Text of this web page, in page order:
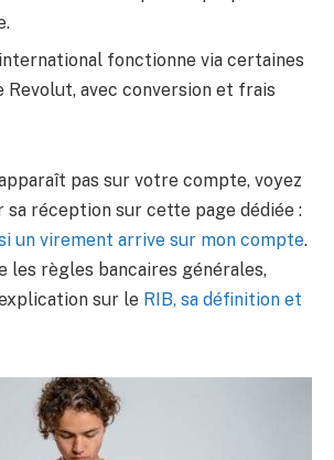
international fonctionne via certaines
Revolut, avec conversion et frais
pas sur votre compte, voyez
réception sur cette page dédiée :
un virement arrive sur mon compte.
les règles bancaires générales,
sur le RIB, sa définition et